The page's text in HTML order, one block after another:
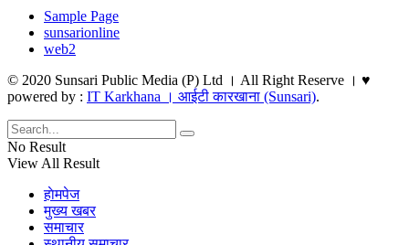
Sample Page
sunsarionline
web2
© 2020 Sunsari Public Media (P) Ltd । All Right Reserve । ♥
powered by : IT Karkhana । आईटी कारखाना (Sunsari).
No Result
View All Result
हाेमपेज
मुख्य खबर
समाचार